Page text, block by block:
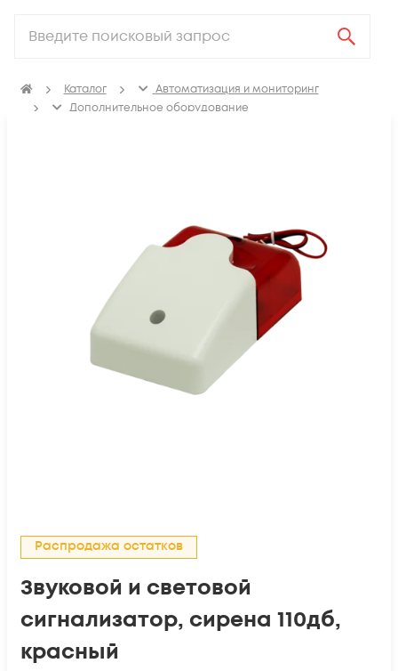
Каталог
Автоматизация и мониторинг
Дополнительное оборудование
Распродажа остатков
Звуковой и световой
сигнализатор, сирена 110дб,
красный